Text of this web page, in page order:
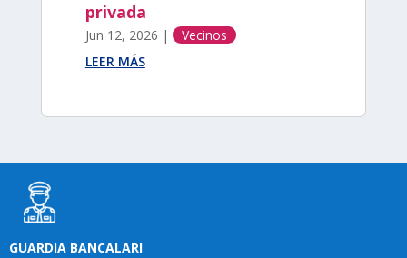
privada
Jun 12, 2026 |
Vecinos
LEER MÁS
GUARDIA BANCALARI